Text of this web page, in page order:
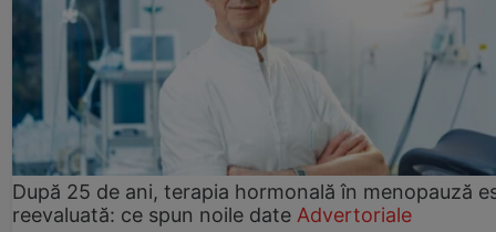
După 25 de ani, terapia hormonală în menopauză
reevaluată: ce spun noile date Advertoriale